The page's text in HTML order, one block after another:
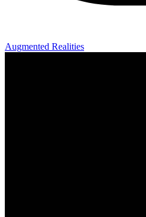
Augmented Realities